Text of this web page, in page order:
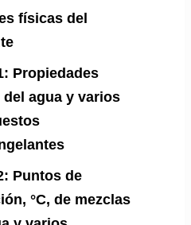
físicas del
Propiedades
agua y varios
Puntos de
°C, de mezclas